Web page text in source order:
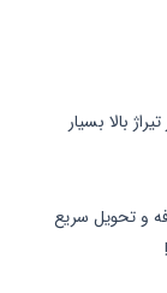
بالا بسیار
و تحویل سریع